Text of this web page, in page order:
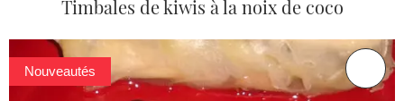
Timbales de kiwis à la noix de coco
Nouveautés